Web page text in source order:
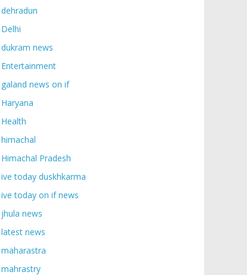
dehradun
Delhi
dukram news
Entertainment
galand news on if
Haryana
Health
himachal
Himachal Pradesh
ive today duskhkarma
ive today on if news
jhula news
latest news
maharastra
mahrastry